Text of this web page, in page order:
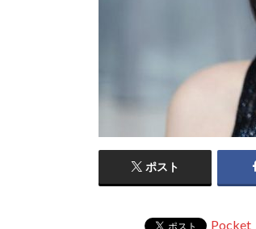
ポスト
Pocket